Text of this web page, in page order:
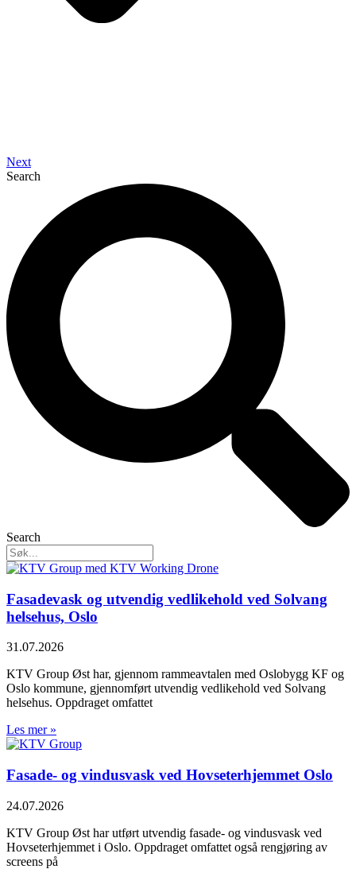
Next
Search
Search
Fasadevask og utvendig vedlikehold ved Solvang
helsehus, Oslo
31.07.2026
KTV Group Øst har, gjennom rammeavtalen med Oslobygg KF og
Oslo kommune, gjennomført utvendig vedlikehold ved Solvang
helsehus. Oppdraget omfattet
Les mer »
Fasade- og vindusvask ved Hovseterhjemmet Oslo
24.07.2026
KTV Group Øst har utført utvendig fasade- og vindusvask ved
Hovseterhjemmet i Oslo. Oppdraget omfattet også rengjøring av
screens på